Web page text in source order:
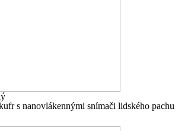
s nanovlákennými snímači lidského pachu